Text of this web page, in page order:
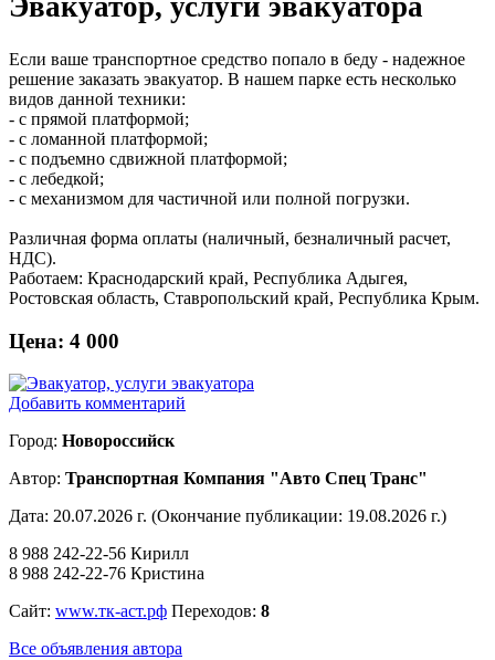
Эвакуатор, услуги эвакуатора
Если ваше транспортное средство попало в беду - надежное
решение заказать эвакуатор. В нашем парке есть несколько
видов данной техники:
- с прямой платформой;
- с ломанной платформой;
- с подъемно сдвижной платформой;
- с лебедкой;
- с механизмом для частичной или полной погрузки.
Различная форма оплаты (наличный, безналичный расчет,
НДС).
Работаем: Краснодарский край, Республика Адыгея,
Ростовская область, Ставропольский край, Республика Крым.
Цена: 4 000
Добавить комментарий
Город: Новороссийск
Автор: Транспортная Компания "Авто Спец Транс"
Дата: 20.07.2026 г. (Окончание публикации: 19.08.2026 г.)
8 988 242-22-56 Кирилл
8 988 242-22-76 Кристина
Сайт: www.тк-аст.рф Переходов: 8
Все объявления автора